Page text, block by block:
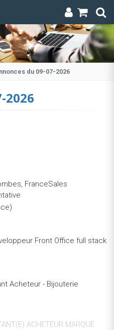
du 09-07-2026
2026
FranceSales
Front Office full stack
Acheteur - Bijouterie
ACHETEUR MARQUE